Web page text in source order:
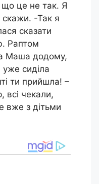
що це не так. Я
скажи. -Так я
сказати
Раптом
Маша додому,
сиділа
ти прийшла! –
всі чекали,
вже з дітьми